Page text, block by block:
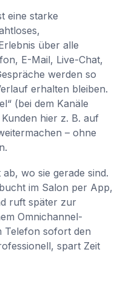
eine starke
über alle
E-Mail, Live-Chat,
werden so
erhalten bleiben.
(bei dem Kanäle
hier z. B. auf
– ohne
wo sie gerade sind.
im Salon per App,
ruft später zur
Omnichannel-
Telefon sofort den
spart Zeit